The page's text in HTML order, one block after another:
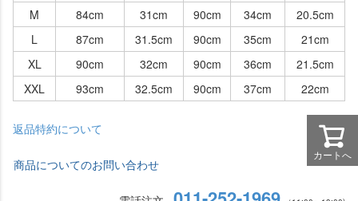
M
84cm 31cm 90cm 34cm
20.5cm
L
87cm 31.5cm 90cm 35cm
21cm
XL
90cm 32cm 90cm 36cm
21.5cm
XXL
93cm 32.5cm 90cm 37cm 22cm
返品特約について
商品についてのお問い合わせ
カートへ